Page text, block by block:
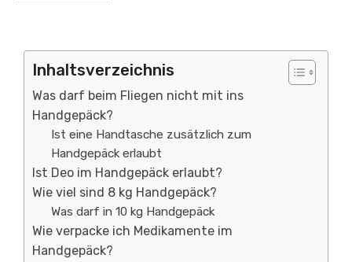
Inhaltsverzeichnis
Was darf beim Fliegen nicht mit ins
Handgepäck?
Ist eine Handtasche zusätzlich zum
Handgepäck erlaubt
Ist Deo im Handgepäck erlaubt?
Wie viel sind 8 kg Handgepäck?
Was darf in 10 kg Handgepäck
Wie verpacke ich Medikamente im
Handgepäck?